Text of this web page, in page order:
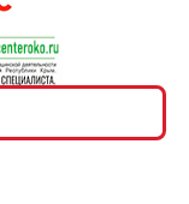
erid: 2SDnjcrDNw6